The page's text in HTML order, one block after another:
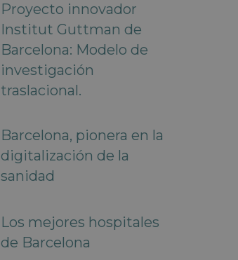
Proyecto innovador
Institut Guttman de
Barcelona: Modelo de
investigación
traslacional.
Barcelona, pionera en la
digitalización de la
sanidad
Los mejores hospitales
de Barcelona